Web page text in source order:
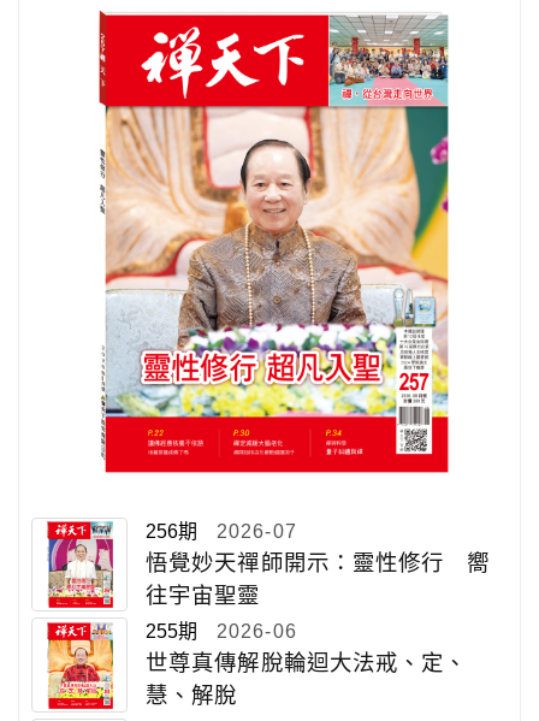
256期 2026-07
悟覺妙天禪師開示：靈性修行 嚮
往宇宙聖靈
255期 2026-06
世尊真傳解脫輪迴大法戒、定、
慧、解脫